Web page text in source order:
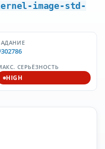
image-std-
СЕРЬЁЗНОСТЬ
HIGH